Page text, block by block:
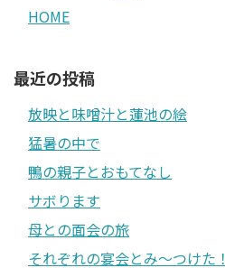
HOME
最近の投稿
放映と味噌汁と蓮池の絵
猛暑の中で
鴨の親子とおもてなし
サボります
母との面会の旅
それぞれの宴会とみ〜つけた！